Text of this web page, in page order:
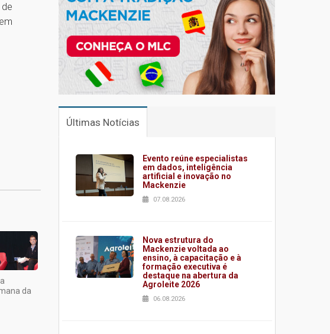
da
Últimas Notícias
Evento reúne especialistas
em dados, inteligência
artificial e inovação no
Mackenzie
07.08.2026
Nova estrutura do
Mackenzie voltada ao
ensino, à capacitação e à
formação executiva é
destaque na abertura da
Agroleite 2026
06.08.2026